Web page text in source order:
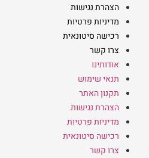
הצהרת נגישות
מדיניות פרטיות
רכישה סיטונאית
צרו קשר
אודותינו
תנאי שימוש
תקנון האתר
הצהרת נגישות
מדיניות פרטיות
רכישה סיטונאית
צרו קשר